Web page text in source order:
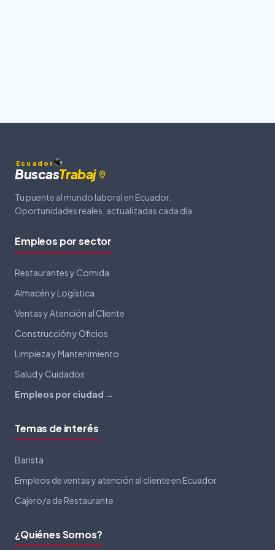
Ecuador
BuscasTrabaj
Tu puente al mundo laboral en Ecuador.
Oportunidades reales, actualizadas cada día.
Empleos por sector
Restaurantes y Comida
Almacén y Logística
Ventas y Atención al Cliente
Construcción y Oficios
Limpieza y Mantenimiento
Salud y Cuidados
Empleos por ciudad →
Temas de interés
Barista
Empleos de ventas y atención al cliente en Ecuador
Cajero/a de Restaurante
¿Quiénes Somos?